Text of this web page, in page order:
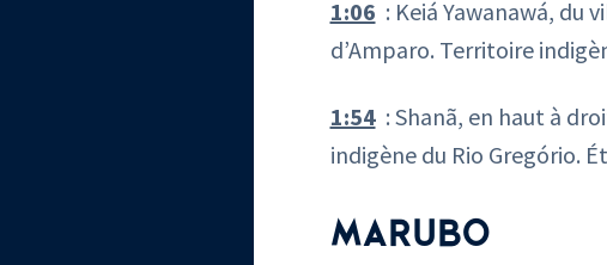
1:06 : Keiá Yawanawá, du
d’Amparo. Territoire
1:54: Shanã, en haut à
indigène du Rio Gregório.
MARUBO